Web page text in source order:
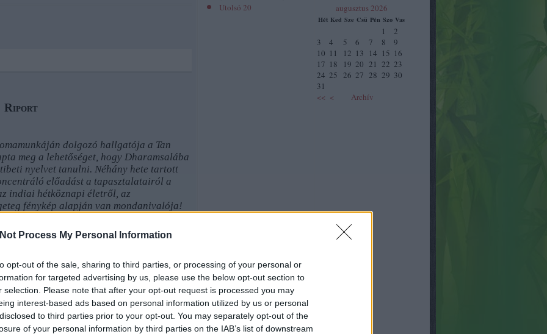
Process My Personal Information
opt-out of the sale, sharing to third parties, or processing of your personal or
for targeted advertising by us, please use the below opt-out section to
selection. Please note that after your opt-out request is processed you may
interest-based ads based on personal information utilized by us or personal
to third parties prior to your opt-out. You may separately opt-out of the
of your personal information by third parties on the IAB’s list of downstream
augusztus 2026
Hét Ked Sze Csü Pén Szo Vas
<< < Archív
1
2
3
4 5 6 7 8
9
10 11 12 13 14 15 16
17 18 19 20 21 22 23
24 25 26 27 28 29 30
31
Utolsó 20
Riport
dolgozó hallgatója a Tan
meg a lehetőséget, hogy Dharamsalába
nyelvet tanulni. Néhány hete tartott
előadást a tapasztalatairól a
indiai hétköznapi életről, az
fénykép alapján van mondanivalója!
az utad…
menni, de bizonytalan voltam, hogy miért
hiszen nem is tudtam olyan jól angolul.
nem hiszek –, mert pont akkor jöttek
a Gyütő kolostorból, és akkor
e segíteni meghívólevelet küldeni, és
mondták, hogy de, tudnak.